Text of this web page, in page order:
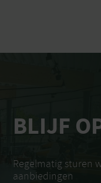
BLIJF
Regelmatig sturen
aanbiedingen